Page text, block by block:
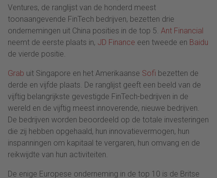
Ventures, de ranglijst van de honderd meest
toonaangevende FinTech bedrijven, bezetten drie
ondernemingen uit China posities in de top 5. Ant Financial
neemt de eerste plaats in, JD Finance een tweede en Baidu
de vierde positie.
Grab uit Singapore en het Amerikaanse Sofi bezetten de
derde en vijfde plaats. De ranglijst geeft een beeld van de
vijftig belangrijkste gevestigde FinTech-bedrijven in de
wereld en de vijftig meest innoverende, nieuwe bedrijven.
De bedrijven worden beoordeeld op de totale investeringen
die zij hebben opgehaald, hun innovatievermogen, hun
inspanningen om kapitaal te vergaren, hun omvang en de
reikwijdte van hun activiteiten.
De enige Europese onderneming in de top 10 is de Britse